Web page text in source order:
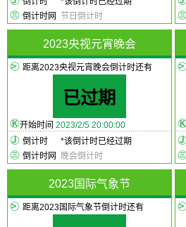
倒计时网
节日倒计时
2023央视元宵晚会
距离2023央视元宵晚会倒计时还有
已过期
开始时间 2023/2/5 20:00:00
倒计时
*该倒计时已经过期
倒计时网
晚会倒计时
2023国际气象节
距离2023国际气象节倒计时还有